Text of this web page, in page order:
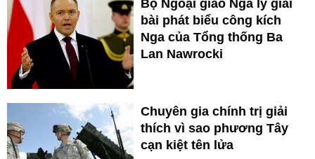
Bộ Ngoại giao Nga lý giải
bài phát biểu công kích
Nga của Tổng thống Ba
Lan Nawrocki
Chuyên gia chính trị giải
thích vì sao phương Tây
cạn kiệt tên lửa